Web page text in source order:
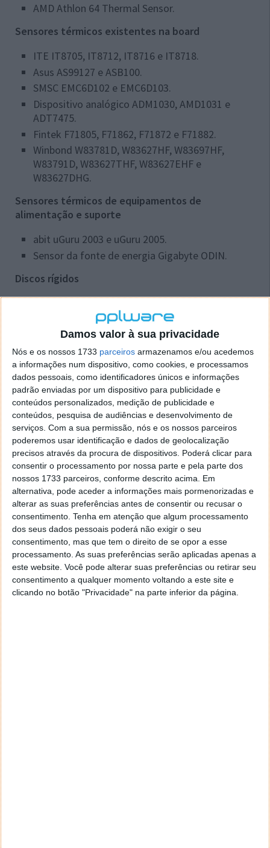
Damos valor à sua privacidade
Nós e os nossos 1733 parceiros armazenamos e/ou acedemos
a informações num dispositivo, como cookies, e processamos
dados pessoais, como identificadores únicos e informações
padrão enviadas por um dispositivo para publicidade e
conteúdos personalizados, medição de publicidade e
conteúdos, pesquisa de audiências e desenvolvimento de
serviços. Com a sua permissão, nós e os nossos parceiros
poderemos usar identificação e dados de geolocalização
precisos através da procura de dispositivos. Poderá clicar para
consentir o processamento por nossa parte e pela parte dos
nossos 1733 parceiros, conforme descrito acima. Em
alternativa, pode aceder a informações mais pormenorizadas e
alterar as suas preferências antes de consentir ou recusar o
consentimento. Tenha em atenção que algum processamento
dos seus dados pessoais poderá não exigir o seu
consentimento, mas que tem o direito de se opor a esse
processamento. As suas preferências serão aplicadas apenas a
este website. Você pode alterar suas preferências ou retirar seu
consentimento a qualquer momento voltando a este site e
clicando no botão "Privacidade" na parte inferior da página.
AMD Athlon 64 Thermal Sensor.
Sensores térmicos existentes na board
ITE IT8705, IT8712, IT8716 e IT8718.
Asus AS99127 e ASB100.
SMSC EMC6D102 e EMC6D103.
Dispositivo analógico ADM1030, AMD1031 e
ADT7475.
Fintek F71805, F71862, F71872 e F71882.
Winbond W83781D, W83627HF, W83697HF,
W83791D, W83627THF, W83627EHF e
W83627DHG.
Sensores térmicos de equipamentos de
alimentação e suporte
abit uGuru 2003 e uGuru 2005.
Sensor da fonte de energia Gigabyte ODIN.
Discos rígidos
Sensores nas Placas gráficas
GPUs nVIDIA e ATI.
Para que serve?Bom, pelo facto de ser portátil, o
utilizador poderá ter sempre à mão esta ferramenta
de diagnóstico, ajudando a eliminar eventuais causa
de falta de performances dos computadores, ou
mesmo em caso de encerramentos forçados,
analisar que dispositivo poderá estar em
sobreaquecimento.
Vale a pena?Se a sua máquina estiver dentro dos
dispositivos suportados pela aplicação, poderá ter
então uma ferramenta útil, caso não esteja então a
informação será escassa, nesse caso esta
ferramenta deixa de ser útil, onde poderíamos todo
tirar partido.
Licença: Freeware
Sistemas Operativos: